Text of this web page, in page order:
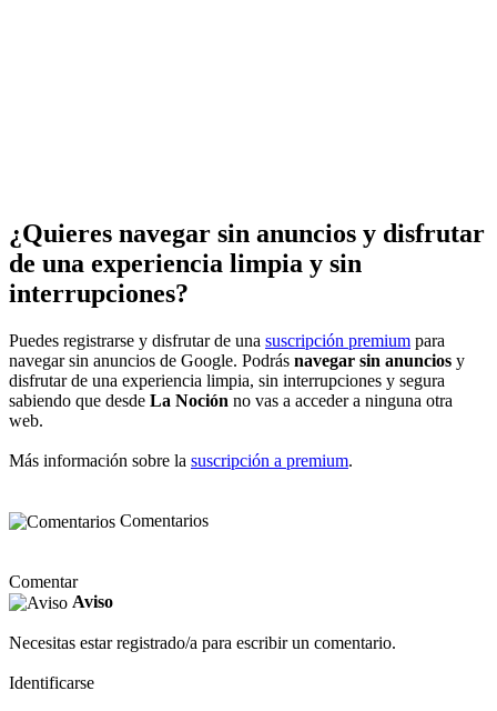
¿Quieres navegar sin anuncios y disfrutar
de una experiencia limpia y sin
interrupciones?
Puedes registrarse y disfrutar de una suscripción premium para
navegar sin anuncios de Google. Podrás navegar sin anuncios y
disfrutar de una experiencia limpia, sin interrupciones y segura
sabiendo que desde La Noción no vas a acceder a ninguna otra
web.
Más información sobre la suscripción a premium.
Comentarios
Comentar
Aviso
Necesitas estar registrado/a para escribir un comentario.
Identificarse